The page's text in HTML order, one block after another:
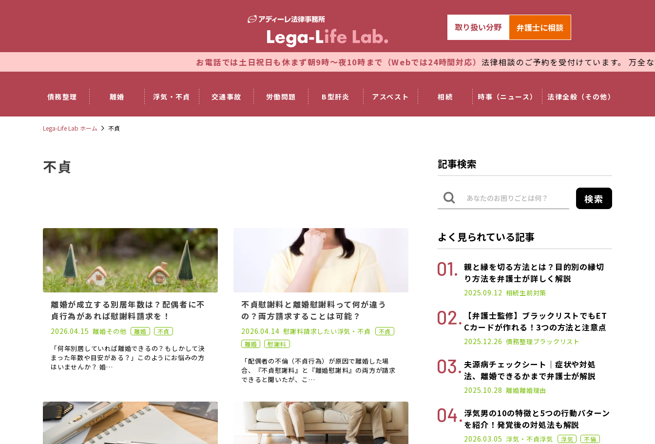
お電話では土日祝日も休まず朝9時～夜10時まで（Webでは24時間対応）法律相談のご予約を受付けています。 万全な管理体制で
債務整理 離婚 浮気・不貞 交通事故 労働問題 B型肝炎 アスベスト 相続 時事（ニュース） 法律全般（その他）
取り扱い分野 弁護士に相談
Lega-Life Lab ホーム 不貞
不貞
離婚が成立する別居年数は？配偶者に不
貞行為があれば慰謝料請求を！
2023.07.05
2026.04.15 離婚その他 離婚 不貞
「何年別居していれば離婚できるの？もしかして決
まった年数や目安がある？」このようにお悩みの方
はいませんか？ 婚…
不貞慰謝料と離婚慰謝料って何が違う
の？両方請求することは可能？
2022.08.03
2026.04.14 慰謝料請求したい浮気・不貞
不貞
離婚
慰謝料
「配偶者の不倫（不貞行為）が原因で離婚した場
合、『不貞慰謝料』と『離婚慰謝料』の両方が請求
できると聞いたが、こ…
記事検索
検索
よく見られている記事
親と縁を切る方法とは？目的別の縁切
り方法を弁護士が詳しく解説
2025.03.10
2025.09.12 相続生前対策
【弁護士監修】ブラックリストでもET
Cカードが作れる！3つの方法と注意点
2021.01.14
2025.12.26 債務整理ブラックリスト
夫源病チェックシート｜症状や対処
法、離婚できるかまで弁護士が解説
2025.01.17
2025.10.28 離婚離婚理由
浮気男の10の特徴と5つの行動パターン
を紹介！発覚後の対処法も解説
2022.12.07
2026.03.05 浮気・不貞浮気 浮気 不倫